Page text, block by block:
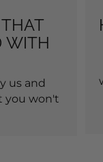
WITH
us and
you won't